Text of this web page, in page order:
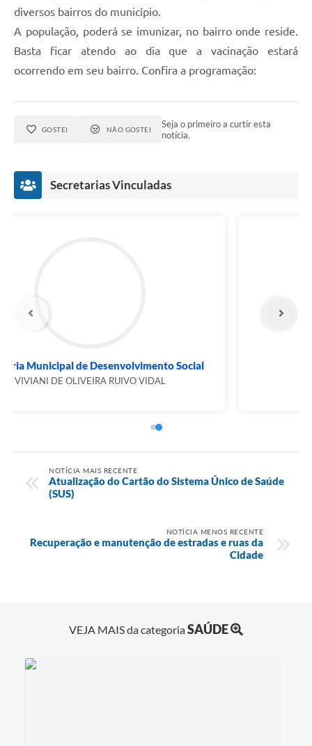
diversos bairros do município.
A população, poderá se imunizar, no bairro onde reside.
Basta ficar atendo ao dia que a vacinação estará
ocorrendo em seu bairro. Confira a programação:
GOSTEI NÃO GOSTEI
Seja o primeiro a curtir esta
notícia.
Secretarias Vinculadas
Secretaria Municipal de Saúde
EDGARD GAMA MATOS (Interino)
NOTÍCIA MAIS RECENTE
Atualização do Cartão do Sistema Único de Saúde
(SUS)
NOTÍCIA MENOS RECENTE
Recuperação e manutenção de estradas e ruas da
Cidade
VEJA MAIS da categoriaSAÚDE